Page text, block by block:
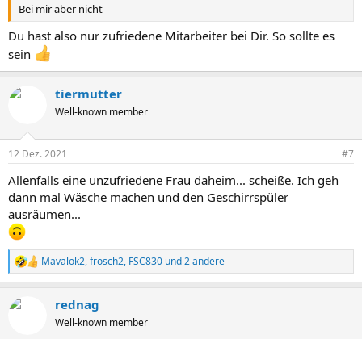
Bei mir aber nicht
Du hast also nur zufriedene Mitarbeiter bei Dir. So sollte es
sein
tiermutter
Well-known member
12 Dez. 2021 #7
Allenfalls eine unzufriedene Frau daheim... scheiße. Ich geh
dann mal Wäsche machen und den Geschirrspüler
ausräumen...
R
e
k
Mavalok2,frosch2, FSC830 und 2 andere
rednag
Well-known member